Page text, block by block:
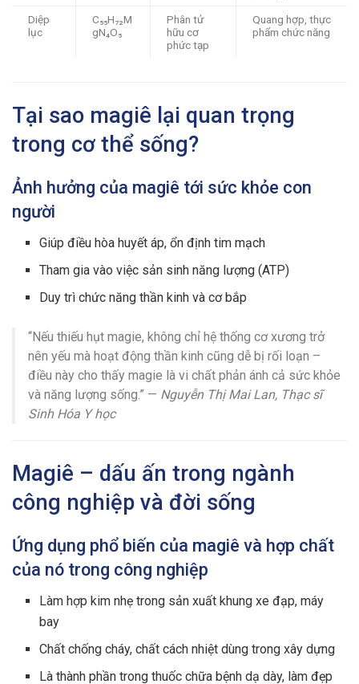
Diệp
lục
C₅₅H₇₂M
gN₄O₅
Phân tử
hữu cơ
phức tạp
Quang hợp, thực
phẩm chức năng
Tại sao magiê lại quan trọng
trong cơ thể sống?
Ảnh hưởng của magiê tới sức khỏe con
người
Giúp điều hòa huyết áp, ổn định tim mạch
Tham gia vào việc sản sinh năng lượng (ATP)
Duy trì chức năng thần kinh và cơ bắp
“Nếu thiếu hụt magie, không chỉ hệ thống cơ xương trở
nên yếu mà hoạt động thần kinh cũng dễ bị rối loạn –
điều này cho thấy magie là vi chất phản ánh cả sức khỏe
và năng lượng sống.” — Nguyễn Thị Mai Lan, Thạc sĩ
Sinh Hóa Y học
Magiê – dấu ấn trong ngành
công nghiệp và đời sống
Ứng dụng phổ biến của magiê và hợp chất
của nó trong công nghiệp
Làm hợp kim nhẹ trong sản xuất khung xe đạp, máy
bay
Chất chống cháy, chất cách nhiệt dùng trong xây dựng
Là thành phần trong thuốc chữa bệnh dạ dày, làm đẹp